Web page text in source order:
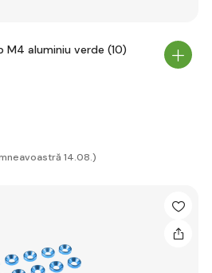
M4 aluminiu verde (10)
14.08.)